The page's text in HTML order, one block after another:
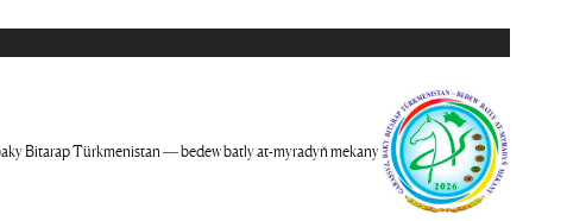
Bitarap Türkmenistan — bedew batly at-myradyň mekany